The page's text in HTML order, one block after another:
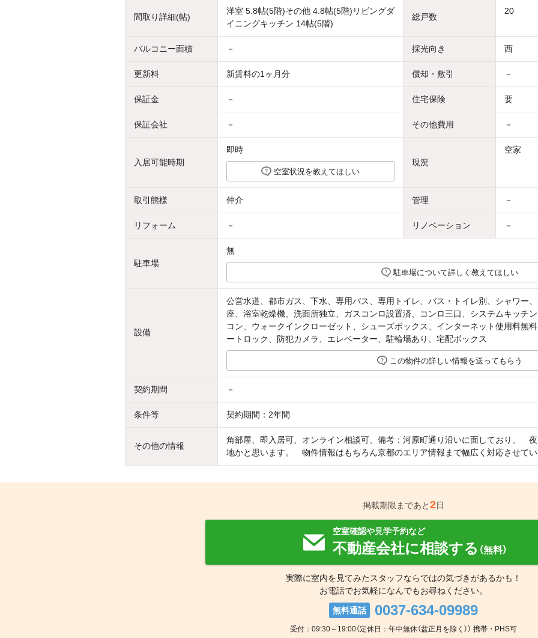
間取り詳細(帖)
洋室 5.8帖(5階)その他 4.8帖(5階)リビングダ
イニングキッチン 14帖(5階)
総戸数
20
バルコニー面積 － 採光向き 西
更新料 新賃料の1ヶ月分 償却・敷引 －
保証金 － 住宅保険 要
保証会社 － その他費用 －
入居可能時期
即時
空室状況を教えてほしい
現況
空家
取引態様 仲介 管理 －
リフォーム － リノベーション －
駐車場
無
駐車場について詳しく教えてほしい
設備
公営水道、都市ガス、下水、専用バス、専用トイレ、バス・トイレ別、シャワー
座、浴室乾燥機、洗面所独立、ガスコンロ設置済、コンロ三口、システムキッチ
コン、ウォークインクローゼット、シューズボックス、インターネット使用料無
ートロック、防犯カメラ、エレベーター、駐輪場あり、宅配ボックス
この物件の詳しい情報を送ってもらう
契約期間 －
条件等 契約期間：2年間
その他の情報
角部屋、即入居可、オンライン相談可、備考：河原町通り沿いに面しており、
地かと思います。 物件情報はもちろん京都のエリア情報まで幅広く対応させてい
掲載期限まであと2日
空室確認や見学予約など
不動産会社に相談する （無料）
実際に室内を見てみたスタッフならではの気づきがあるかも！
お電話でお気軽になんでもお尋ねください。
無料通話 0037-634-09989
受付：09:30～19:00（定休日：年中無休（盆正月を除く）） 携帯・PHS可